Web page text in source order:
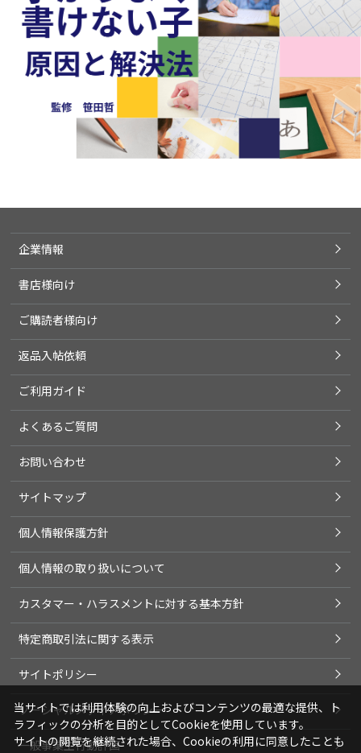
企業情報
書店様向け
ご購読者様向け
返品入帖依頼
ご利用ガイド
よくあるご質問
お問い合わせ
サイトマップ
個人情報保護方針
個人情報の取り扱いについて
カスタマー・ハラスメントに対する基本方針
特定商取引法に関する表示
サイトポリシー
ソーシャルメディアポリシー
一般事業主行動計画
当サイトでは利用体験の向上およびコンテンツの最適な提供、ト
ラフィックの分析を目的としてCookieを使用しています。
サイトの閲覧を継続された場合、Cookieの利用に同意したことも